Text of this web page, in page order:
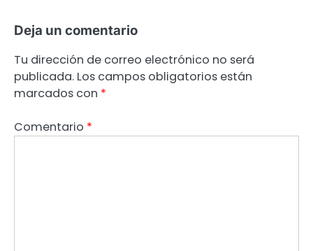
Deja un comentario
Tu dirección de correo electrónico no será
publicada. Los campos obligatorios están
marcados con *
Comentario *